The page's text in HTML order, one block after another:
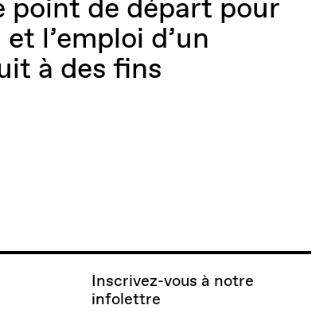
l’emploi d’un
à des fins
Inscrivez-vous à notre
infolettre